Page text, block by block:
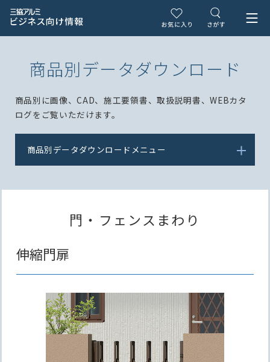
商品別データダウンロード
商品別に画像、CAD、施工要領書、取扱説明書、WEBカタ
ログをご覧いただけます。
商品別データダウンロードメニュー
門・フェンスまわり
伸縮門扉